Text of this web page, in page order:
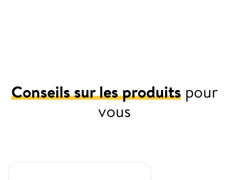
Conseils sur les produits pour
vous